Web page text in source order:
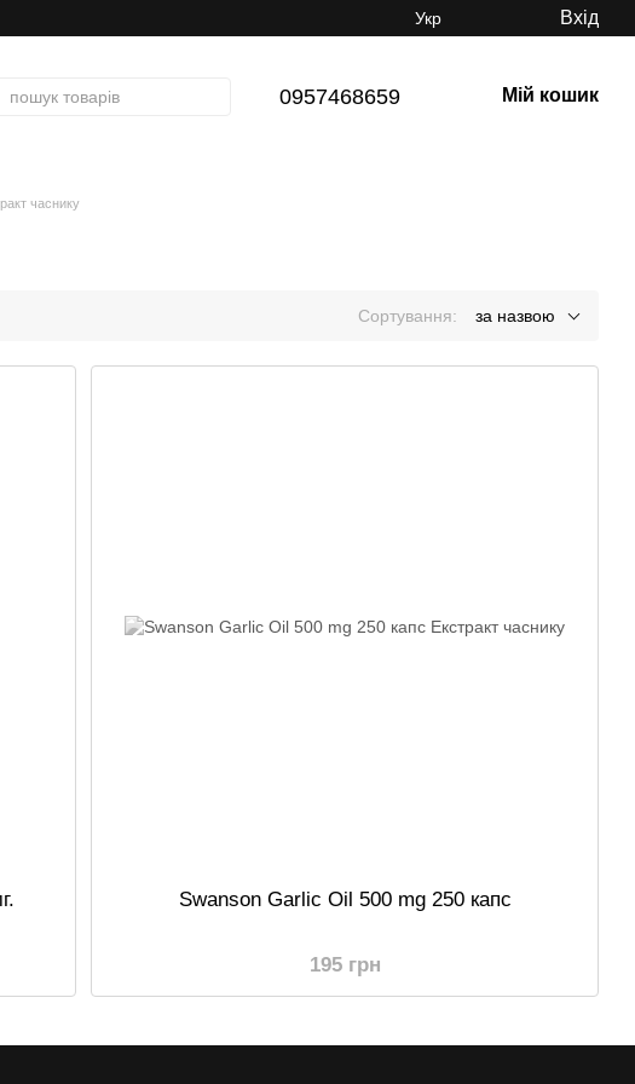
Укр Вхід
0957468659 Мій кошик
часнику
Сортування: за назвою
Swanson Garlic Oil 500 mg 250 капс
195 грн